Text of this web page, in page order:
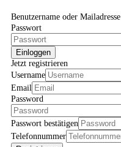
Benutzername oder Mailadresse
Passwort
Einloggen
Jetzt registrieren
Username
Email
Password
Passwort bestätigen
Telefonnummer